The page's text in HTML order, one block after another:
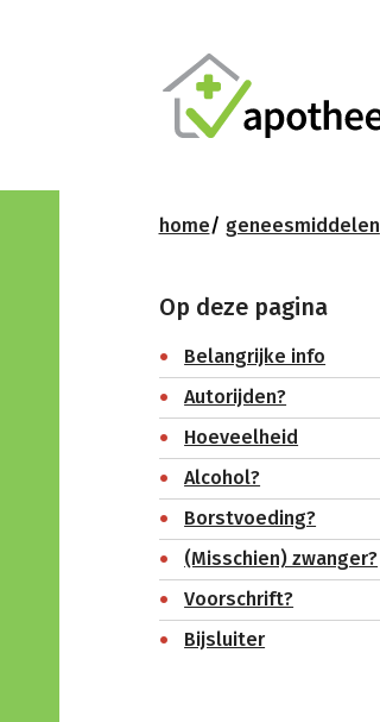
home geneesmiddelen
Op deze pagina
Belangrijke info
Autorijden?
Hoeveelheid
Alcohol?
Borstvoeding?
(Misschien) zwanger?
Voorschrift?
Bijsluiter